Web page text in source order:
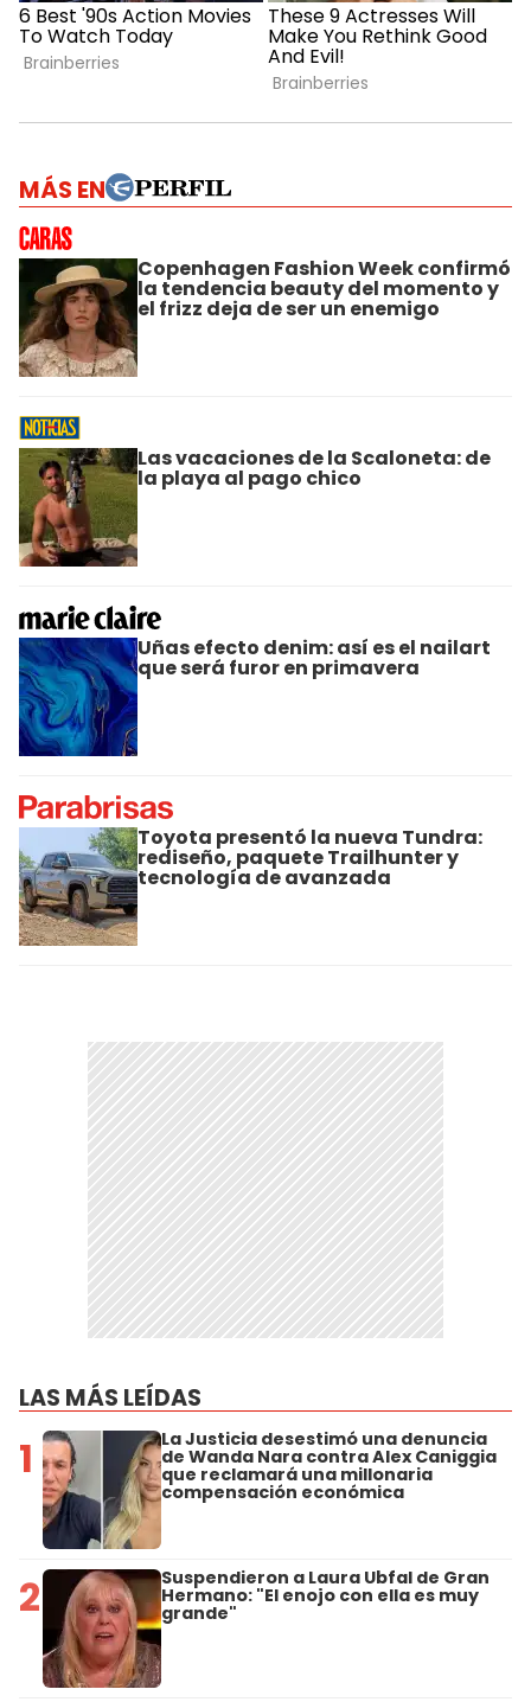
MÁS EN
Copenhagen Fashion Week confirmó
la tendencia beauty del momento y
el frizz deja de ser un enemigo
Las vacaciones de la Scaloneta: de
la playa al pago chico
Uñas efecto denim: así es el nailart
que será furor en primavera
Toyota presentó la nueva Tundra:
rediseño, paquete Trailhunter y
tecnología de avanzada
LAS MÁS LEÍDAS
1 La Justicia desestimó una denuncia
de Wanda Nara contra Alex Caniggia
que reclamará una millonaria
compensación económica
2 Suspendieron a Laura Ubfal de Gran
Hermano: "El enojo con ella es muy
grande"